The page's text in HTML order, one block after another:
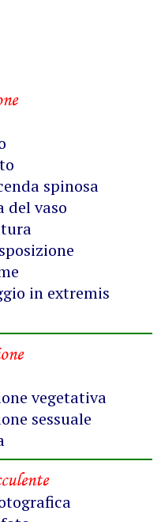
spinosa
del vaso
in extremis
vegetativa
sessuale